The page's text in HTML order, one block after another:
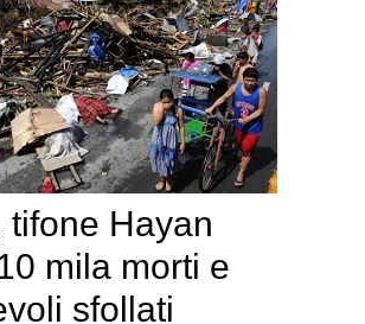
tifone Hayan
mila morti e
sfollati